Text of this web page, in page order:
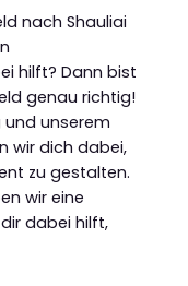
nach Shauliai
hilft? Dann bist
genau richtig!
und unserem
wir dich dabei,
zu gestalten.
wir eine
dabei hilft,